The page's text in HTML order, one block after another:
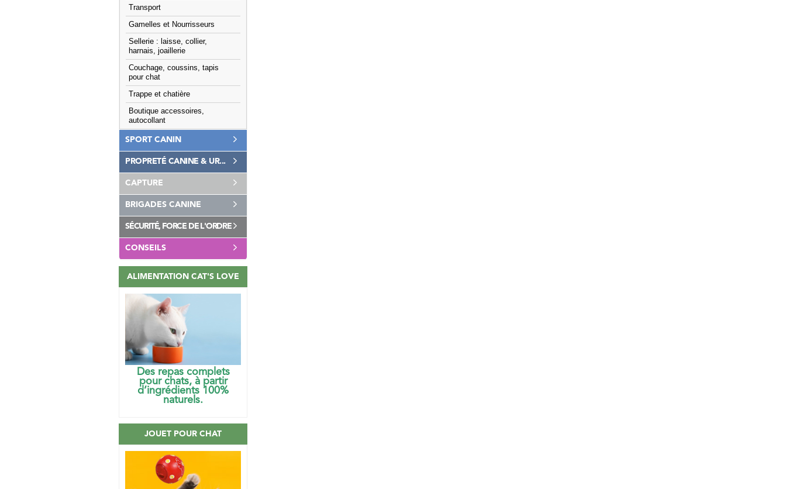
Transport
Gamelles et Nourrisseurs
Sellerie : laisse, collier,
harnais, joaillerie
Couchage, coussins, tapis
pour chat
Trappe et chatière
Boutique accessoires,
autocollant
SPORT CANIN
PROPRETÉ CANINE & UR...
CAPTURE
BRIGADES CANINE
SÉCURITÉ, FORCE DE L'ORDRE
CONSEILS
ALIMENTATION CAT'S LOVE
Des repas complets
pour chats, à partir
d’ingrédients 100%
naturels.
JOUET POUR CHAT